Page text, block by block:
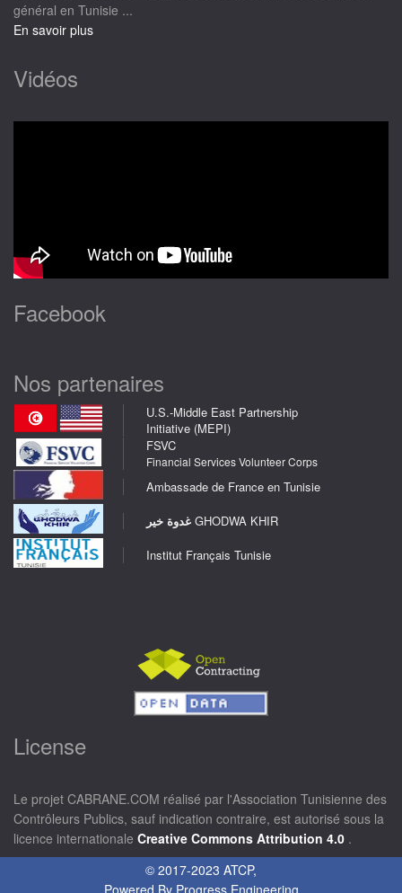
général en Tunisie ...
En savoir plus
Vidéos
Facebook
Nos partenaires
U.S.-Middle East Partnership
Initiative (MEPI)
FSVC
Financial Services Volunteer Corps
Ambassade de France en Tunisie
غدوة خير GHODWA KHIR
Institut Français Tunisie
License
Le projet CABRANE.COM réalisé par l'Association Tunisienne des
Contrôleurs Publics, sauf indication contraire, est autorisé sous la
licence internationale Creative Commons Attribution 4.0 .
© 2017-2023 ATCP,